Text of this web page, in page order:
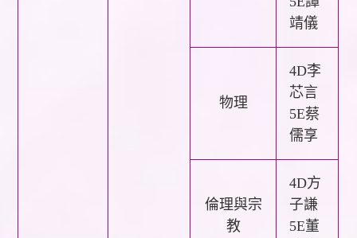
靖儀
物理
4D李
芯言
5E蔡
儒享
倫理與宗
教
4D方
子謙
5E董